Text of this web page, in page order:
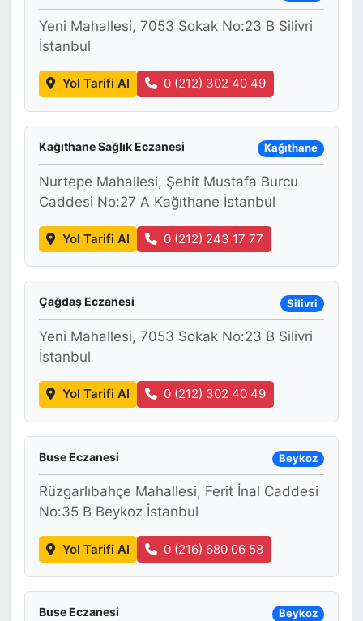
Yeni Mahallesi, 7053 Sokak No:23 B Silivri
İstanbul
Yol Tarifi Al 0 (212) 302 40 49
Kağıthane Sağlık Eczanesi Kağıthane
Nurtepe Mahallesi, Şehit Mustafa Burcu
Caddesi No:27 A Kağıthane İstanbul
Yol Tarifi Al 0 (212) 243 17 77
Çağdaş Eczanesi Silivri
Yeni Mahallesi, 7053 Sokak No:23 B Silivri
İstanbul
Yol Tarifi Al 0 (212) 302 40 49
Buse Eczanesi Beykoz
Rüzgarlıbahçe Mahallesi, Ferit İnal Caddesi
No:35 B Beykoz İstanbul
Yol Tarifi Al 0 (216) 680 06 58
Buse Eczanesi Beykoz